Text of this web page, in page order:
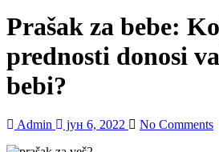
Prašak za bebe:
prednosti donosi
bebi?
Admin јун 6, 2022 No Comments